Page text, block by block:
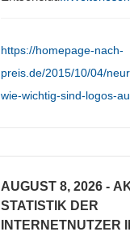
https://homepage-nach-
preis.de/2015/10/04/
wie-wichtig-sind-logos-
AUGUST 8, 2026 -
STATISTIK DER
INTERNETNUTZER